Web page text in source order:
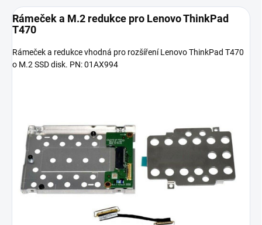
Rámeček a M.2 redukce pro Lenovo ThinkPad
T470
Rámeček a redukce vhodná pro rozšíření Lenovo ThinkPad T470
o M.2 SSD disk. PN: 01AX994